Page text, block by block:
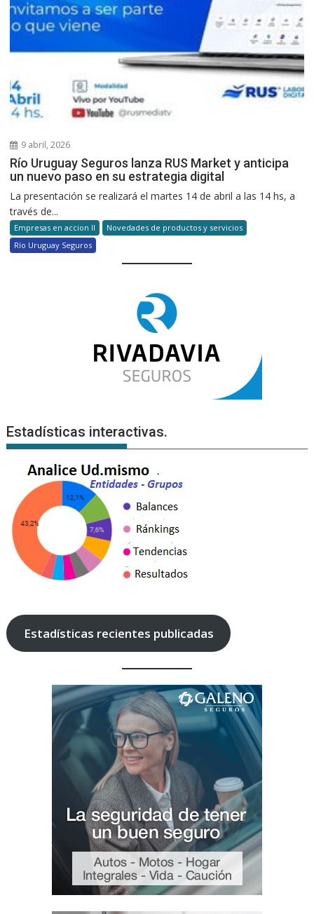
9 abril, 2026
Río Uruguay Seguros lanza RUS Market y anticipa
un nuevo paso en su estrategia digital
La presentación se realizará el martes 14 de abril a las 14 hs, a
través de...
Empresas en accion II
Novedades de productos y servicios
Río Uruguay Seguros
Estadísticas interactivas.
Estadísticas recientes publicadas